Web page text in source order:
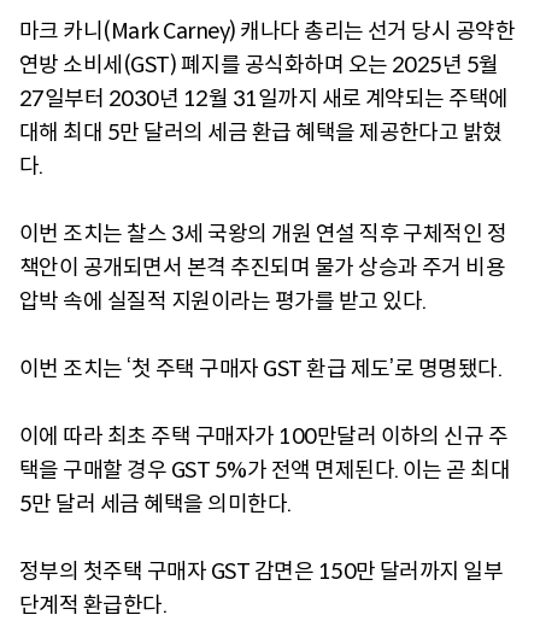
마크 카니(Mark Carney) 캐나다 총리는 선거 당시 공약한
연방 소비세(GST) 폐지를 공식화하며 오는 2025년 5월
27일부터 2030년 12월 31일까지 새로 계약되는 주택에
대해 최대 5만 달러의 세금 환급 혜택을 제공한다고 밝혔
다.
이번 조치는 찰스 3세 국왕의 개원 연설 직후 구체적인 정
책안이 공개되면서 본격 추진되며 물가 상승과 주거 비용
압박 속에 실질적 지원이라는 평가를 받고 있다.
이번 조치는 ‘첫 주택 구매자 GST 환급 제도’로 명명됐다.
이에 따라 최초 주택 구매자가 100만달러 이하의 신규 주
택을 구매할 경우 GST 5%가 전액 면제된다. 이는 곧 최대
5만 달러 세금 혜택을 의미한다.
정부의 첫주택 구매자 GST 감면은 150만 달러까지 일부
단계적 환급한다.